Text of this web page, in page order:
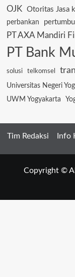
OJK Otoritas Jasa
perbankan
PT AXA Mandiri
PT Bank
solusi telkomsel
Universitas Negeri
UWM Yogyakarta
Tim Redaksi Info
Copyright ©